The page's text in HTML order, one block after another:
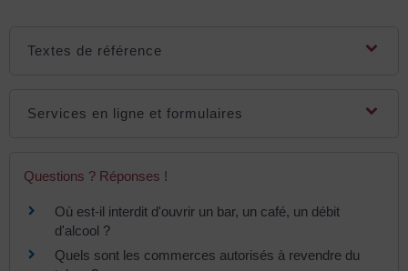
Textes de référence
Services en ligne et formulaires
Questions ? Réponses !
Où est-il interdit d'ouvrir un bar, un café, un débit
d'alcool ?
Quels sont les commerces autorisés à revendre du